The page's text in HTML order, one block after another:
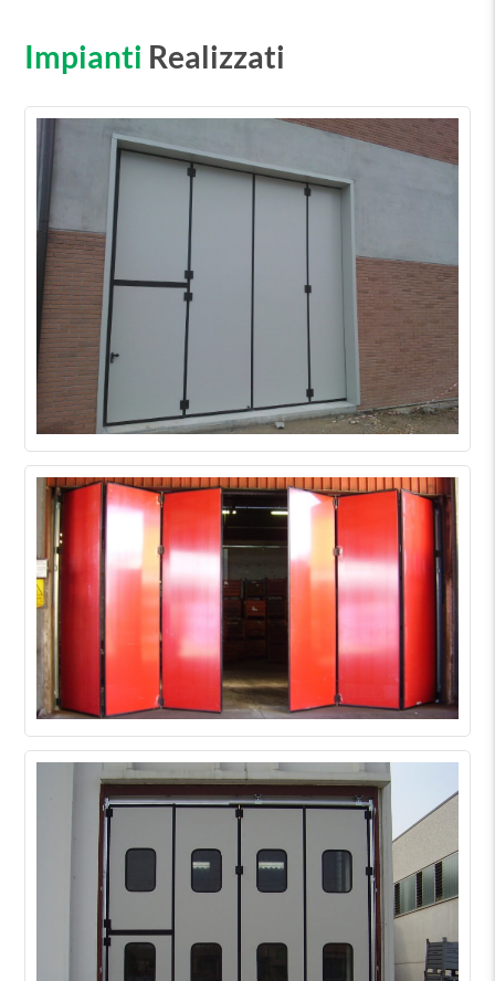
Impianti Realizzati